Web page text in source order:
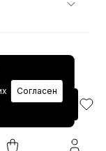
Согласен